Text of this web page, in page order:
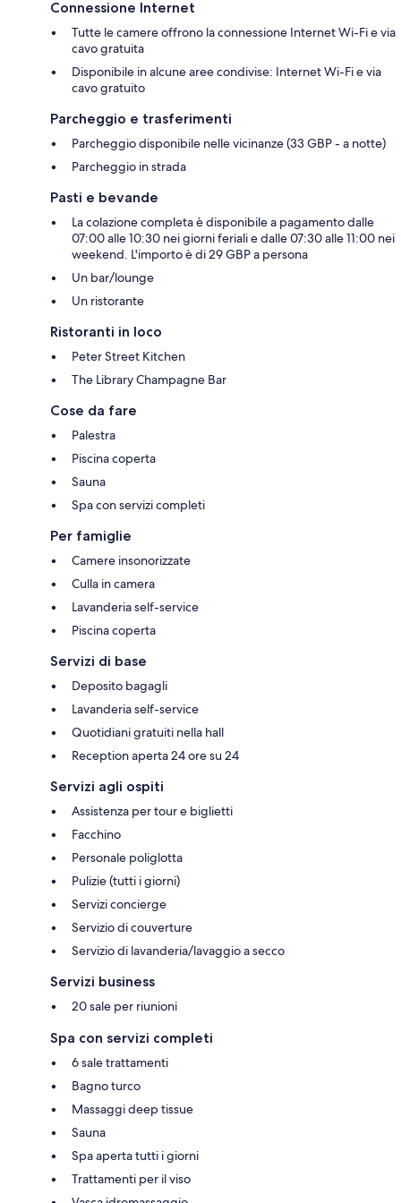
scrivanieConnessione Internet
Tutte le camere offrono la connessione Internet Wi-Fi e via
cavo gratuita
Disponibile in alcune aree condivise: Internet Wi-Fi e via
cavo gratuito
Parcheggio e trasferimenti
Parcheggio disponibile nelle vicinanze (33 GBP - a notte)
Parcheggio in strada
Pasti e bevande
La colazione completa è disponibile a pagamento dalle
07:00 alle 10:30 nei giorni feriali e dalle 07:30 alle 11:00 nei
weekend. L'importo è di 29 GBP a persona
Un bar/lounge
Un ristorante
Ristoranti in loco
Peter Street Kitchen
The Library Champagne Bar
Cose da fare
Palestra
Piscina coperta
Sauna
Spa con servizi completi
Per famiglie
Camere insonorizzate
Culla in camera
Lavanderia self-service
Piscina coperta
Servizi di base
Deposito bagagli
Lavanderia self-service
Quotidiani gratuiti nella hall
Reception aperta 24 ore su 24
Servizi agli ospiti
Assistenza per tour e biglietti
Facchino
Personale poliglotta
Pulizie (tutti i giorni)
Servizi concierge
Servizio di couverture
Servizio di lavanderia/lavaggio a secco
Servizi business
20 sale per riunioni
Spa con servizi completi
6 sale trattamenti
Bagno turco
Massaggi deep tissue
Sauna
Spa aperta tutti i giorni
Trattamenti per il viso